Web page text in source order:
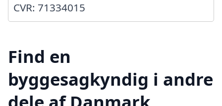
CVR: 71334015
Find en
byggesagkyndig i andre